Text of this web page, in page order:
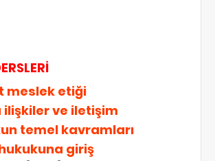
meslek etiği
ilişkiler ve iletişim
temel kavramları
giriş